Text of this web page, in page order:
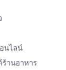
นไลน์
ร้านอาหาร